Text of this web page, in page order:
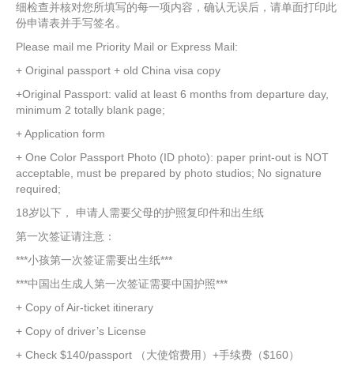
细检查并核对您所填写的每一项内容，确认无误后，请单面打印此
份申请表并手写签名。
Please mail me Priority Mail or Express Mail:
+ Original passport + old China visa copy
+Original Passport: valid at least 6 months from departure day,
minimum 2 totally blank page;
+ Application form
+ One Color Passport Photo (ID photo): paper print-out is NOT
acceptable, must be prepared by photo studios; No signature
required;
18岁以下， 申请人需要父母的护照复印件和出生纸
第一次签证请注意：
***小孩第一次签证需要出生纸***
***中国出生成人第一次签证需要中国护照***
+ Copy of Air-ticket itinerary
+ Copy of driver’s License
+ Check $140/passport （大使馆费用）+手续费（$160）